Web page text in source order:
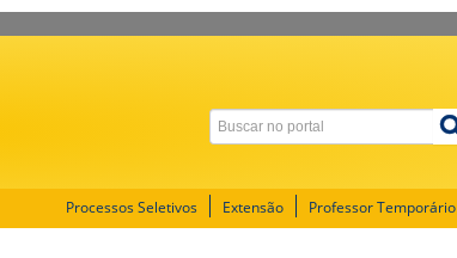
Processos Seletivos Extensão Professor Temporário